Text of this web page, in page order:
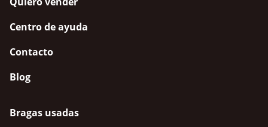
Centro de ayuda
Contacto
Blog
Bragas usadas